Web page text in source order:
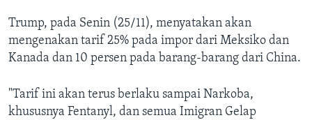
Trump, pada Senin (25/11), menyatakan akan
mengenakan tarif 25% pada impor dari Meksiko dan
Kanada dan 10 persen pada barang-barang dari China.
"Tarif ini akan terus berlaku sampai Narkoba,
khususnya Fentanyl, dan semua Imigran Gelap